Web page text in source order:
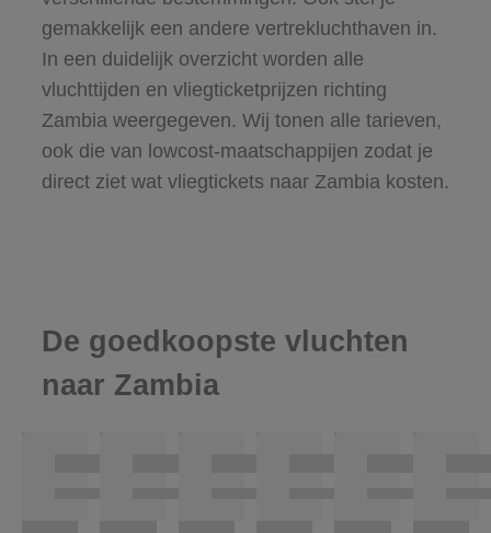
gemakkelijk een andere vertrekluchthaven in.
In een duidelijk overzicht worden alle
vluchttijden en vliegticketprijzen richting
Zambia weergegeven. Wij tonen alle tarieven,
ook die van lowcost-maatschappijen zodat je
direct ziet wat vliegtickets naar Zambia kosten.
De goedkoopste vluchten
naar Zambia